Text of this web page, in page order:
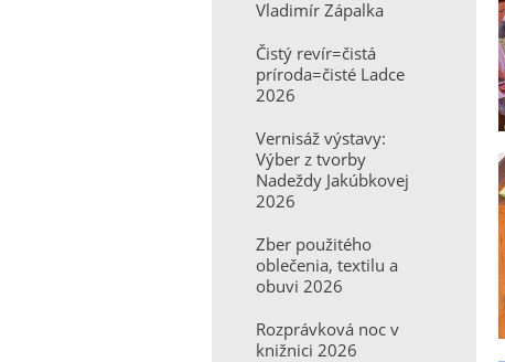
Vladimír Zápalka
Čistý revír=čistá
príroda=čisté Ladce
2026
Vernisáž výstavy:
Výber z tvorby
Nadeždy Jakúbkovej
2026
Zber použitého
oblečenia, textilu a
obuvi 2026
Rozprávková noc v
knižnici 2026